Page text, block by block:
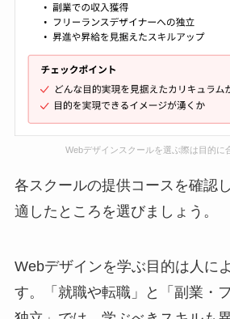
Webデザインスクールを選ぶ際は目的に
各スクールの提供コースを確認
適したところを選びましょう。
Webデザインを学ぶ目的は人に
す。「就職や転職」と「副業・